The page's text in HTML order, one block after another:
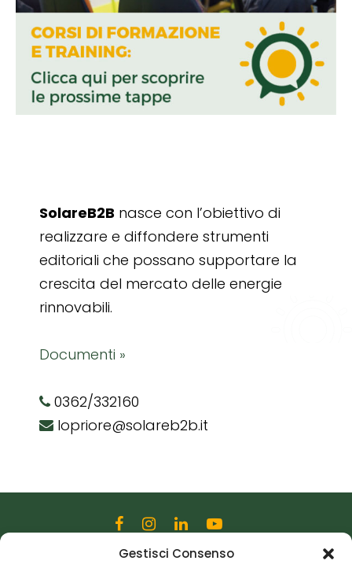
Gestisci Consenso
SolareB2B nasce con l’obiettivo di
realizzare e diffondere strumenti
editoriali che possano supportare la
crescita del mercato delle energie
rinnovabili.
Documenti »
0362/332160
lopriore@solareb2b.it